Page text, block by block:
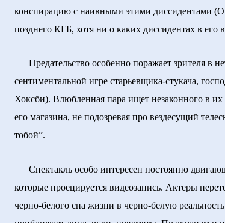
конспирацию с наивными этими диссидентами
позднего КГБ, хотя ни о каких диссидентах в его
Предательство особенно поражает зрителя в
сентиментальной игре старьевщика-стукача,
Хоксби). Влюбленная пара ищет незаконного в
его магазина, не подозревая про вездесущий
тобой”.
Спектакль особо интересен постоянно
которые проецируется видеозапись. Актеры
черно-белого сна жизни в черно-белую